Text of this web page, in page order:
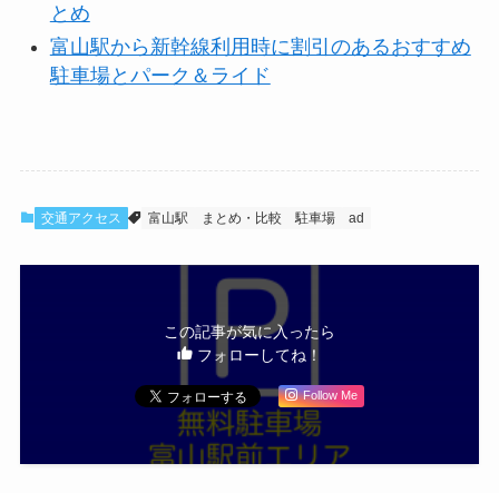
とめ
富山駅から新幹線利用時に割引のあるおすすめ
駐車場とパーク＆ライド
交通アクセス 富山駅 まとめ・比較 駐車場 ad
この記事が気に入ったら
フォローしてね！
Follow Me